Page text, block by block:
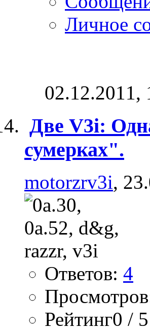
Личное
02.12.2011,
Две V3i:
сумерках".
motorzrv3i,
Ответов: 4
Рейтинг0 / 5